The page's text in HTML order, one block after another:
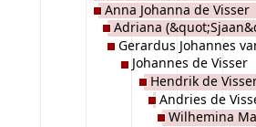
Anna Johanna de Visser
Adriana
Gerardus Johannes
Johannes de Visser
Hendrik de
Andries de
Wilhemina